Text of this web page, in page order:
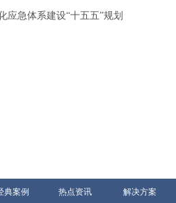
应急体系建设“十五五”规划
典案例 热点资讯 解决方案